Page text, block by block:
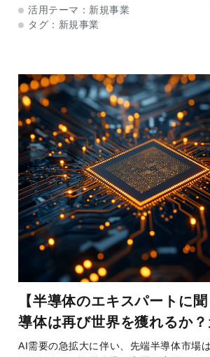
経営者や管理者の方もいらっしゃるので
そこで本記事では、新規事業コンサルティ
活用テーマ： 新規事業
タグ： 新規事業
【半導体のエキスパートに
導体は再び世界を獲れるか
ノベーション戦略
AI需要の急拡大に伴い、先端半導体市場